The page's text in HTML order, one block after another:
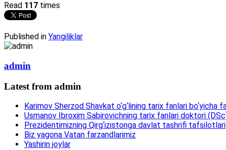
Read 117 times
Published in Yangiliklar
admin
Latest from admin
Karimov Sherzod Shavkat o‘g‘lining tarix fanlari
Usmanov Ibroxim Sabirovichning tarix fanlari doktori
Prezidentimizning Qirg‘izistonga davlat tashrifi tafsilotlari
Biz yagona Vatan farzandlarimiz
Yashirin joylar